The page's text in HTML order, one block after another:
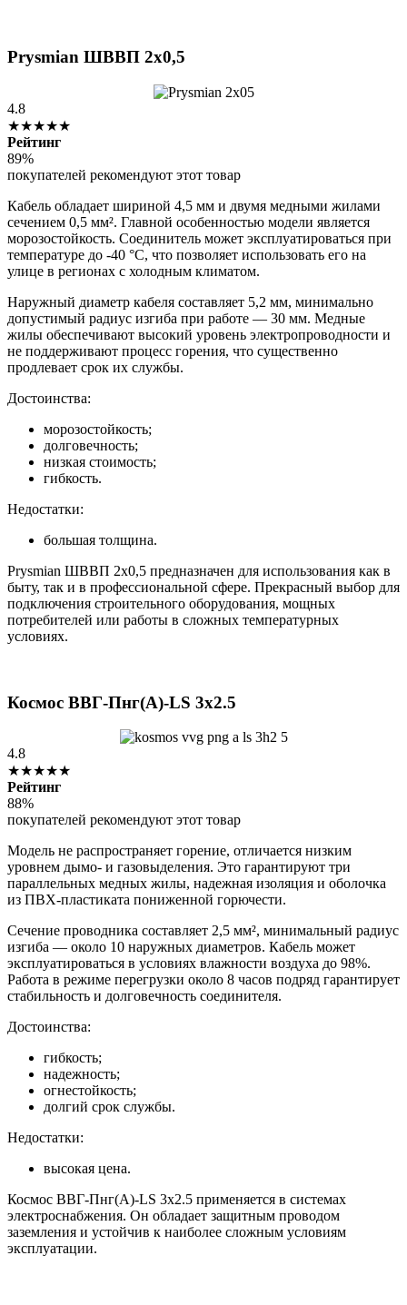
Prysmian ШВВП 2х0,5
4.8
★★★★★
Рейтинг
89%
покупателей рекомендуют этот товар
Кабель обладает шириной 4,5 мм и двумя медными жилами
сечением 0,5 мм². Главной особенностью модели является
морозостойкость. Соединитель может эксплуатироваться при
температуре до -40 °С, что позволяет использовать его на
улице в регионах с холодным климатом.
Наружный диаметр кабеля составляет 5,2 мм, минимально
допустимый радиус изгиба при работе — 30 мм. Медные
жилы обеспечивают высокий уровень электропроводности и
не поддерживают процесс горения, что существенно
продлевает срок их службы.
Достоинства:
морозостойкость;
долговечность;
низкая стоимость;
гибкость.
Недостатки:
большая толщина.
Prysmian ШВВП 2х0,5 предназначен для использования как в
быту, так и в профессиональной сфере. Прекрасный выбор для
подключения строительного оборудования, мощных
потребителей или работы в сложных температурных
условиях.
Космос ВВГ-Пнг(А)-LS 3х2.5
4.8
★★★★★
Рейтинг
88%
покупателей рекомендуют этот товар
Модель не распространяет горение, отличается низким
уровнем дымо- и газовыделения. Это гарантируют три
параллельных медных жилы, надежная изоляция и оболочка
из ПВХ-пластиката пониженной горючести.
Сечение проводника составляет 2,5 мм², минимальный радиус
изгиба — около 10 наружных диаметров. Кабель может
эксплуатироваться в условиях влажности воздуха до 98%.
Работа в режиме перегрузки около 8 часов подряд гарантирует
стабильность и долговечность соединителя.
Достоинства:
гибкость;
надежность;
огнестойкость;
долгий срок службы.
Недостатки:
высокая цена.
Космос ВВГ-Пнг(А)-LS 3х2.5 применяется в системах
электроснабжения. Он обладает защитным проводом
заземления и устойчив к наиболее сложным условиям
эксплуатации.